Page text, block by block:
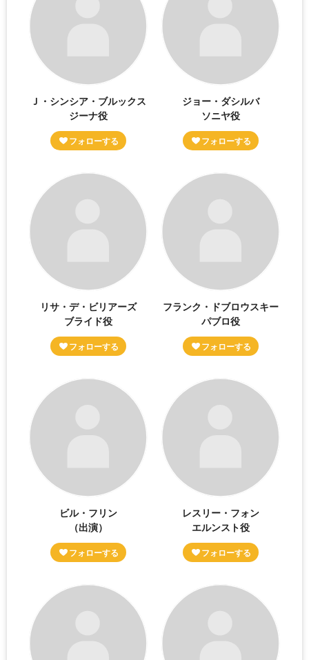
Ｊ・シンシア・ブルックス
ジーナ役
ジョー・ダシルバ
ソニヤ役
リサ・デ・ビリアーズ
ブライド役
フランク・ドブロウスキー
パブロ役
ビル・フリン
（出演）
レスリー・フォン
エルンスト役